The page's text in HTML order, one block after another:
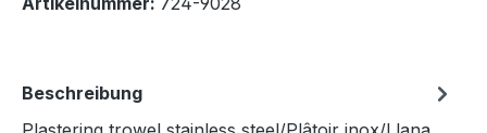
Beschreibung